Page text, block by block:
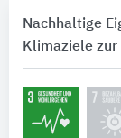
Nachhaltige
Klimaziele